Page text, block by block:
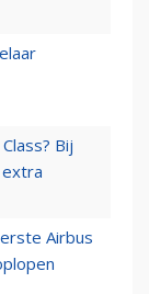
Bij
Airbus